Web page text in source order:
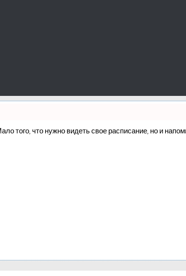
того, что нужно видеть свое расписание, но и